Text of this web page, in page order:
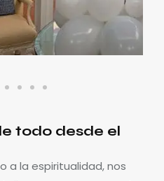
todo desde el
a la espiritualidad, nos